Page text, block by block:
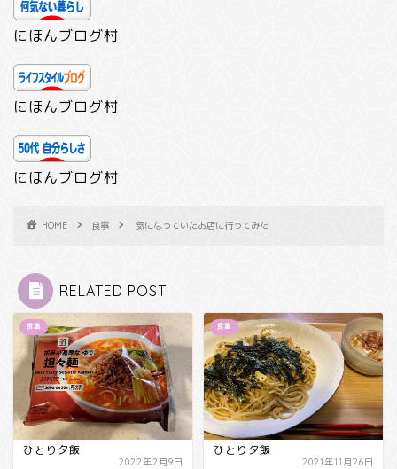
にほんブログ村
にほんブログ村
にほんブログ村
HOME 食事 気になっていたお店に行ってみた
RELATED POST
食事
ひとり夕飯
2022年2月9日
食事
ひとり夕飯
2021年11月26日